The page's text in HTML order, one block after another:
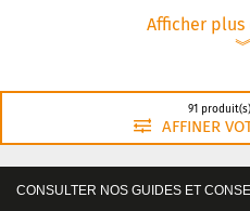
Afficher
︾
91
AFFINER
CONSULTER NOS GUIDES ET